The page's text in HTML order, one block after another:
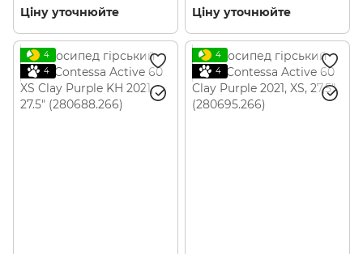
Ціну уточнюйте Ціну уточнюйте
4
4
4
4